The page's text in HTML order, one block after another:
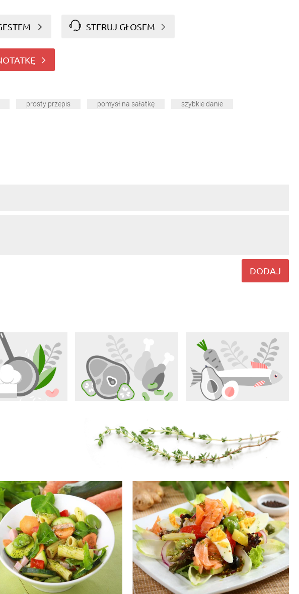
STERUJ GŁOSEM
prosty przepis pomysł na sałatkę szybkie danie
DODAJ